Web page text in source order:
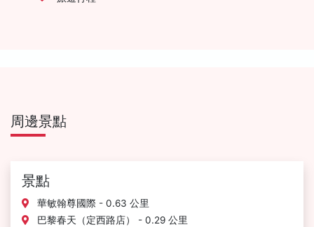
周邊景點
景點
華敏翰尊國際 - 0.63 公里
巴黎春天（定西路店） - 0.29 公里